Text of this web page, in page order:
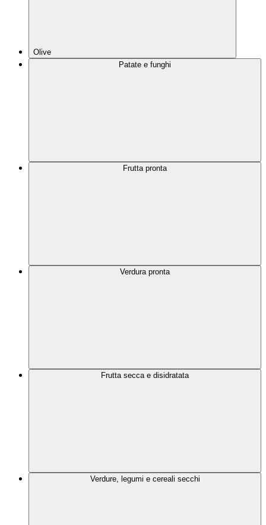
Olive
Patate e funghi
Frutta pronta
Verdura pronta
Frutta secca e disidratata
Verdure, legumi e cereali secchi